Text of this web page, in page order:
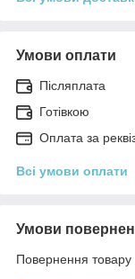
Умови оплати
Післяплата
Готівкою
Оплата за
Всі умови оплати
Умови
Повернення товару